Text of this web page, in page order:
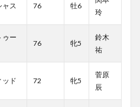
ャス 76 牡6
玲
ゥー
76 牝5
鈴木
祐
ッド 72 牝5
菅原
辰